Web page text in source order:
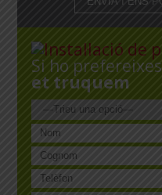
Si ho prefereixes
et truquem